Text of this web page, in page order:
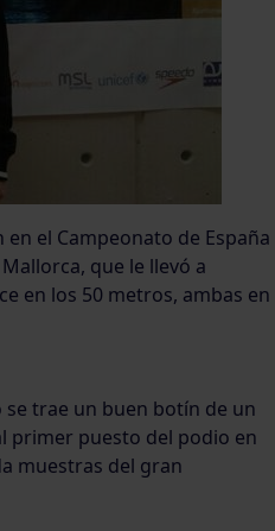
el Campeonato de España
que le llevó a
en los 50 metros, ambas en
trae un buen botín de un
primer puesto del podio en
muestras del gran